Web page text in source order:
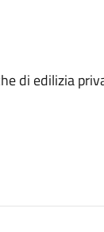
di edilizia